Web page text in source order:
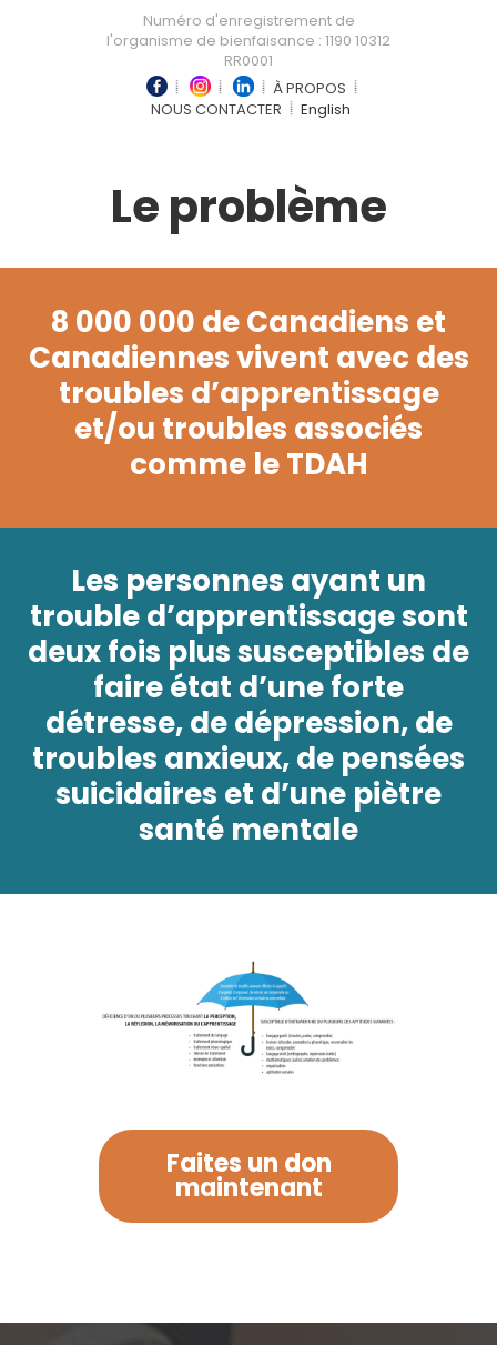
Numéro d'enregistrement de
l'organisme de bienfaisance : 1190 10312
RR0001
À PROPOS
NOUS CONTACTER
English
Le problème
8 000 000 de Canadiens et
Canadiennes vivent avec des
troubles d’apprentissage
et/ou troubles associés
comme le TDAH
Les personnes ayant un
trouble d’apprentissage sont
deux fois plus susceptibles de
faire état d’une forte
détresse, de dépression, de
troubles anxieux, de pensées
suicidaires et d’une piètre
santé mentale
Faites un don
maintenant